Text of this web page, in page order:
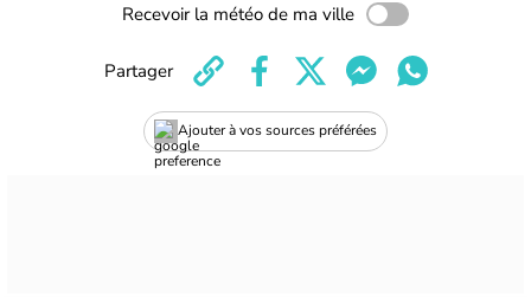
Recevoir la météo de ma ville
Ajouter à vos sources préférées
Partager